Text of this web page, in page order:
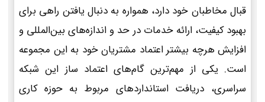
قبال مخاطبان خود دارد، همواره به دنبال یافتن راهی برای
بهبود کیفیت، ارائه خدمات در حد و اندازه‌های بین‌المللی و
افزایش هرچه بیشتر اعتماد مشتریان خود به این مجموعه
است. یکی از مهم‌ترین گام‌های اعتماد ساز این شبکه
سراسری، دریافت استانداردهای مربوط به حوزه کاری